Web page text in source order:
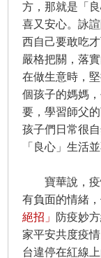
方，那就是「
喜又安心。詠
西自己要敢吃
嚴格把關，落
在做生意時，
個孩子的媽媽
要，學習師父
孩子們日常很
「良心」生活
寶華說，疫
有負面的情緒
絕招」
防疫妙
家平安共度疫
台違停在紅線